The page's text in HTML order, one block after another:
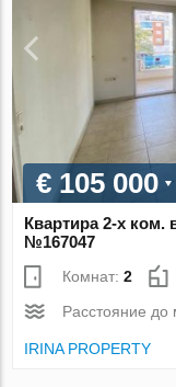
€ 105 000
Квартира 2-х
№167047
Комнат:2
Расстояние
IRINA PROPERTY